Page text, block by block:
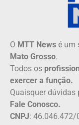
O MTT News é um
Mato Grosso.
Todos os
exercer a função.
Quaisquer dúvidas
Fale Conosco.
CNPJ: 46.046.472/